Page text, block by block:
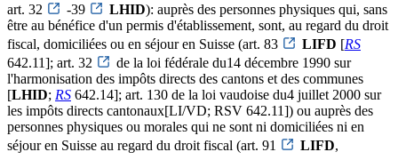
art. 32
-39 LHID): auprès des personnes physiques qui, sans
être au bénéfice d'un permis d'établissement, sont, au regard du droit
fiscal, domiciliées ou en séjour en Suisse (art. 83
LIFD [RS
642.11]; art. 32
de la loi fédérale du14 décembre 1990 sur
l'harmonisation des impôts directs des cantons et des communes
[LHID; RS 642.14]; art. 130 de la loi vaudoise du4 juillet 2000 sur
les impôts directs cantonaux[LI/VD; RSV 642.11]) ou auprès des
personnes physiques ou morales qui ne sont ni domiciliées ni en
séjour en Suisse au regard du droit fiscal (art. 91
LIFD,